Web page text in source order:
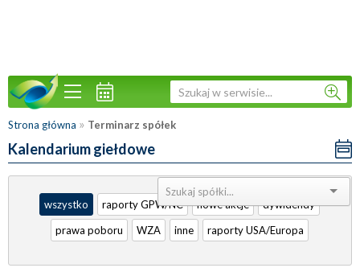
Strona główna » Terminarz spółek
Kalendarium giełdowe
Sortuj:
wszystko
raporty GPW/NC nowe akcje
dywidendy
prawa poboru
WZA inne raporty USA/Europa